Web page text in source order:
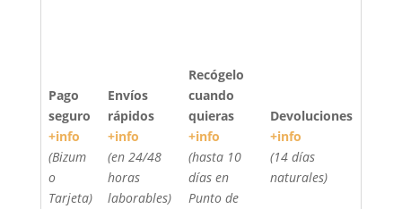
Pago
seguro
+info
(Bizum
o
Tarjeta)
Envíos
rápidos
+info
(en 24/48
horas
laborables)
Recógelo
cuando
quieras
+info
(hasta 10
días en
Punto de
Devoluciones
+info
(14 días
naturales)